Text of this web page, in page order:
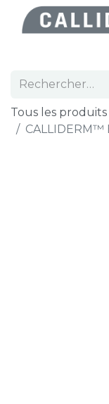
Tous les produits
CALLIDERM™